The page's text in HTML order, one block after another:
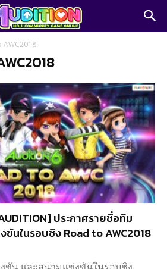
AWC2018
ประกาศรายชื่อทีม
ขันในรอบชิง Road to AWC2018